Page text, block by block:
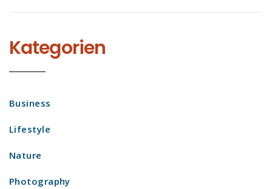
Kategorien
Business
Lifestyle
Nature
Photography